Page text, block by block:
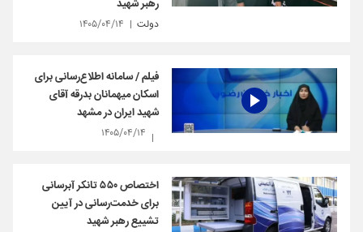
رهبر شهید
دولت ۱۴۰۵/۰۴/۱۴
فیلم / سامانه اطلاع‌رسانی برای
اسکان میهمانان بدرقه آقای
شهید ایران در مشهد
۱۴۰۵/۰۴/۱۴
اختصاص ۵۵۰ تانکر آبرسانی
برای خدمت‌رسانی در آیین‌
تشییع رهبر شهید